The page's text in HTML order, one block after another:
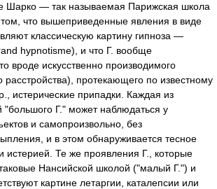
Шарко — так называемая Парижская школа
что вышеприведенные явления в виде
классическую картину гипноза —
hypnotisme), и что Г. вообще
вроде искусственно производимого
расстройства), протекающего по известному
истерические припадки. Каждая из
"большого Г." может наблюдаться у
и самопроизвольно, без
и в этом обнаруживается тесное
истерией. Те же проявления Г., которые
Нансийской школой ("малый Г.") и
картине летаргии, каталепсии или